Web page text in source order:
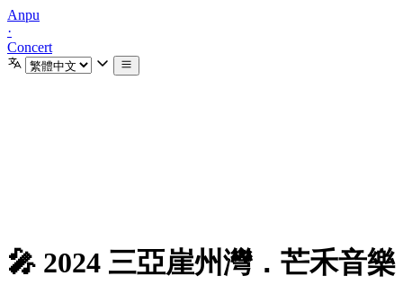
Anpu
·
Concert
🎤 2024 三亞崖州灣．芒禾音樂